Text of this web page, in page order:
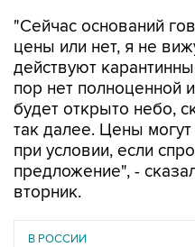
"Сейчас оснований
цены или нет, я не
действуют
пор нет полноценной
будет открыто небо,
так далее. Цены
при условии, если
предложение", -
вторник.
В РОССИИ